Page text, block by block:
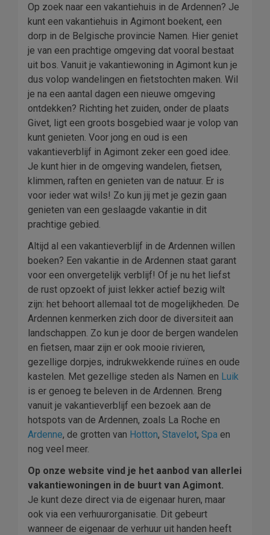
Op zoek naar een vakantiehuis in de Ardennen? Je
kunt een vakantiehuis in Agimont boekent, een
dorp in de Belgische provincie Namen. Hier geniet
je van een prachtige omgeving dat vooral bestaat
uit bos. Vanuit je vakantiewoning in Agimont kun je
dus volop wandelingen en fietstochten maken. Wil
je na een aantal dagen een nieuwe omgeving
ontdekken? Richting het zuiden, onder de plaats
Givet, ligt een groots bosgebied waar je volop van
kunt genieten. Voor jong en oud is een
vakantieverblijf in Agimont zeker een goed idee.
Je kunt hier in de omgeving wandelen, fietsen,
klimmen, raften en genieten van de natuur. Er is
voor ieder wat wils! Zo kun jij met je gezin gaan
genieten van een geslaagde vakantie in dit
prachtige gebied.
Altijd al een vakantieverblijf in de Ardennen willen
boeken? Een vakantie in de Ardennen staat garant
voor een onvergetelijk verblijf! Of je nu het liefst
de rust opzoekt of juist lekker actief bezig wilt
zijn: het behoort allemaal tot de mogelijkheden. De
Ardennen kenmerken zich door de diversiteit aan
landschappen. Zo kun je door de bergen wandelen
en fietsen, maar zijn er ook mooie rivieren,
gezellige dorpjes, indrukwekkende ruïnes en oude
kastelen. Met gezellige steden als Namen en Luik
is er genoeg te beleven in de Ardennen. Breng
vanuit je vakantieverblijf een bezoek aan de
hotspots van de Ardennen, zoals La Roche en
Ardenne, de grotten van Hotton, Stavelot, Spa en
nog veel meer.
Op onze website vind je het aanbod van allerlei
vakantiewoningen in de buurt van Agimont.
Je kunt deze direct via de eigenaar huren, maar
ook via een verhuurorganisatie. Dit gebeurt
wanneer de eigenaar de verhuur uit handen heeft